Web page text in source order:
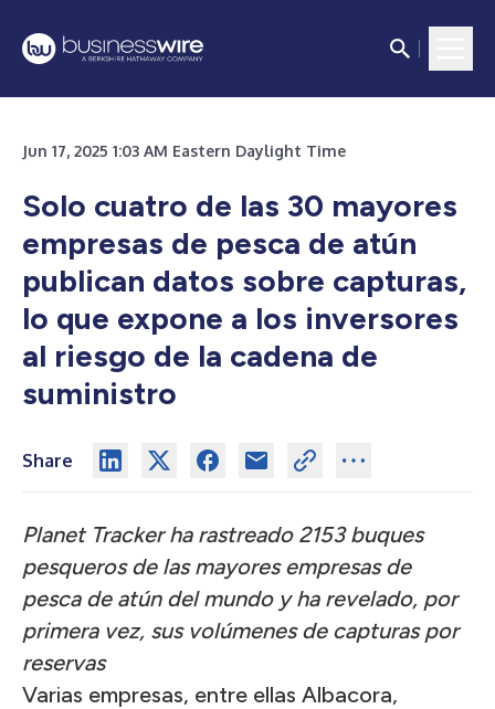
Jun 17, 2025 1:03 AM Eastern Daylight Time
Solo cuatro de las 30 mayores
empresas de pesca de atún
publican datos sobre capturas,
lo que expone a los inversores
al riesgo de la cadena de
suministro
Share
Planet Tracker ha rastreado 2153 buques
pesqueros de las mayores empresas de
pesca de atún del mundo y ha revelado, por
primera vez, sus volúmenes de capturas por
reservas
Varias empresas, entre ellas Albacora,